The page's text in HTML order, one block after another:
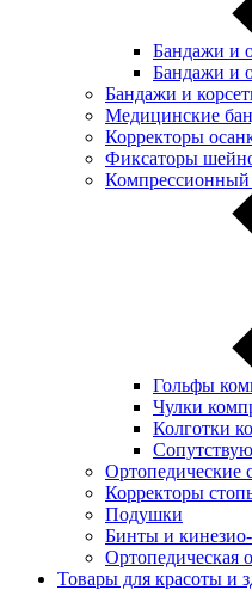
Бандажи и
Бандажи и
Бандажи и
Медицинские
Корректоры
Фиксаторы
Компрессионный
Гольфы
Чулки
Колготки
Ортопедические
Корректоры
Подушки
Бинты и
Ортопедическая
Товары для красоты и